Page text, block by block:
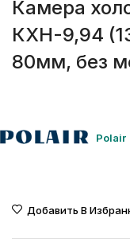
Камера
КХН-9,94
80мм, без
Polair
Добавить В